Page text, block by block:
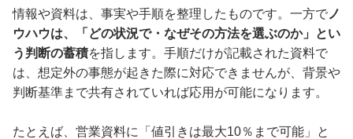
情報や資料は、事実や手順を整理したものです。一方で ノ
ウハウは、「どの状況で・なぜその方法を選ぶのか」とい
う判断の蓄積を指します。手順だけが記載された資料で
は、想定外の事態が起きた際に対応できませんが、背景や
判断基準まで共有されていれば応用が可能になります。
たとえば、営業資料に「値引きは最大10％まで可能」と